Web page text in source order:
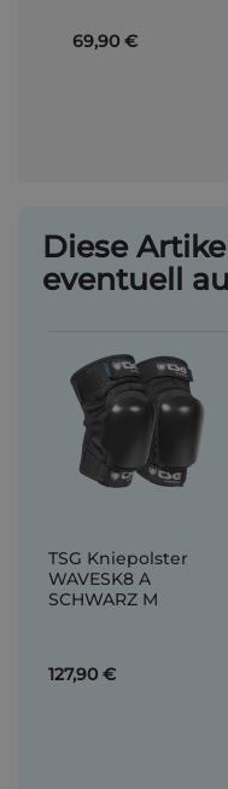
69,90 €
Diese
eventuell
TSG Kniepolster
WAVESK8 A
SCHWARZ M
127,90 €